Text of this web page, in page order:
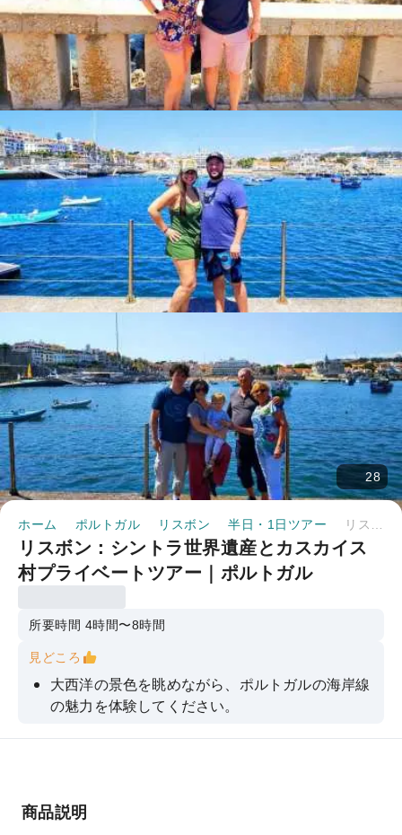
28
ホーム ポルトガル リスボン 半日・1日ツアー
リスボン：シントラ世界遺産とカスカイス
村プライベートツアー｜ポルトガル
所要時間 4時間〜8時間
見どころ
大西洋の景色を眺めながら、ポルトガルの海岸線
の魅力を体験してください。
シントラ村の歴史と、そこに佇む2つの壮麗な宮
ましょう。
商品説明